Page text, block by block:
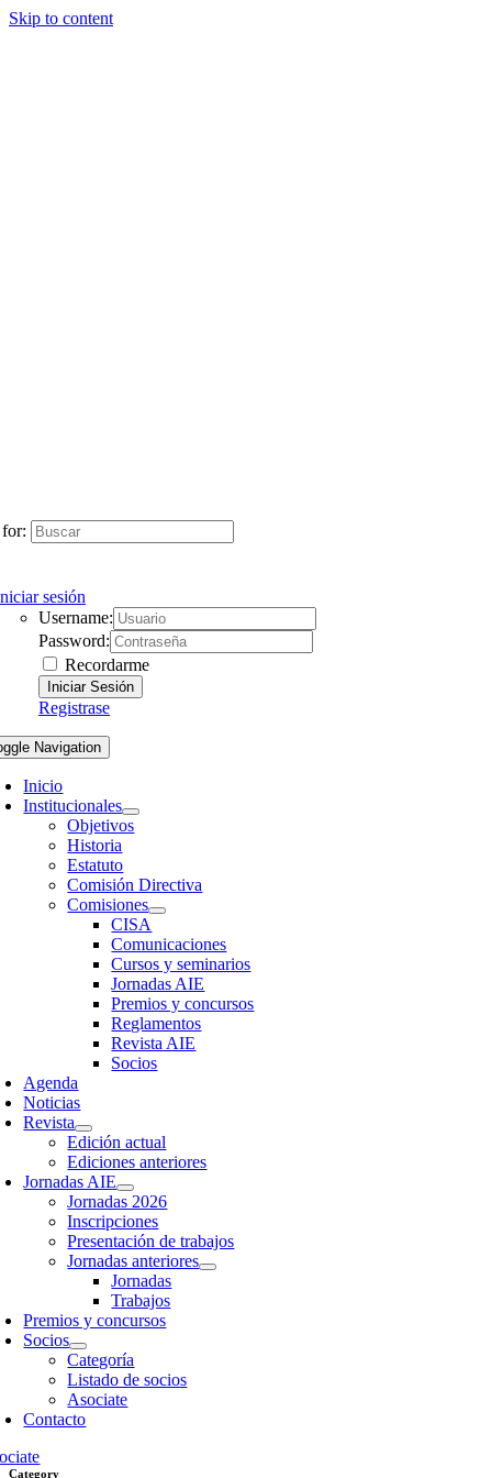
Skip to content
for:
sesión
Username:
Password:
Recordarme
Registrase
Navigation
Inicio
Institucionales
Objetivos
Historia
Estatuto
Comisión Directiva
Comisiones
CISA
Comunicaciones
Cursos y seminarios
Jornadas AIE
Premios y concursos
Reglamentos
Revista AIE
Socios
Agenda
Noticias
Revista
Edición actual
Ediciones anteriores
Jornadas AIE
Jornadas 2026
Inscripciones
Presentación de trabajos
Jornadas anteriores
Jornadas
Trabajos
Premios y concursos
Socios
Categoría
Listado de socios
Asociate
Contacto
Category